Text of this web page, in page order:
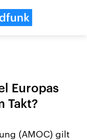
Europas
Takt?
(AMOC) gilt